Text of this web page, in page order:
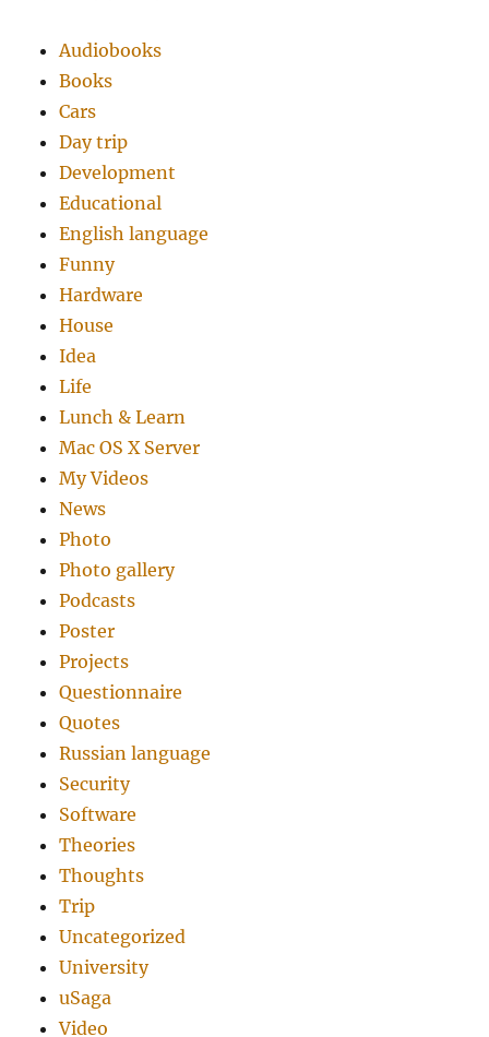
Audiobooks
Books
Cars
Day trip
Development
Educational
English language
Funny
Hardware
House
Idea
Life
Lunch & Learn
Mac OS X Server
My Videos
News
Photo
Photo gallery
Podcasts
Poster
Projects
Questionnaire
Quotes
Russian language
Security
Software
Theories
Thoughts
Trip
Uncategorized
University
uSaga
Video